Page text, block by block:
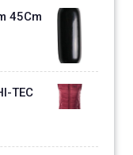
45Cm
TEC